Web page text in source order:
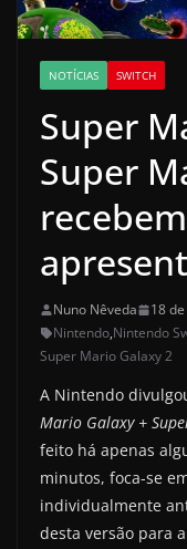
NOTÍCIAS SWITCH
Super
Super
Nuno Nêveda
18
Nintendo,Nintendo
Super Mario Galaxy 2
A Nintendo
Mario Galaxy +
feito há apenas
minutos, foca-se
individualmente
desta versão para